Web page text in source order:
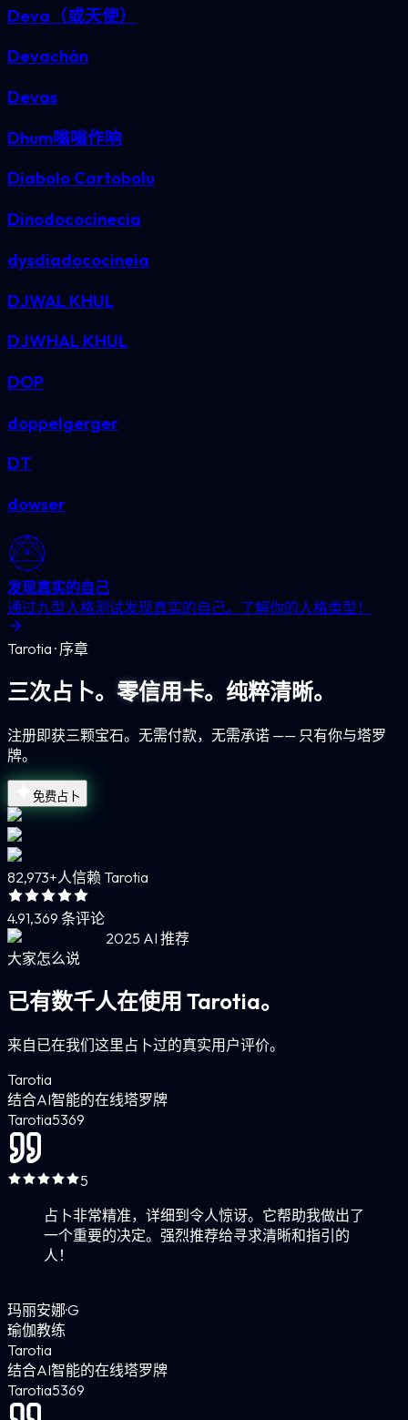
Deva（或天使）
Devachán
Devas
Dhum嗡嗡作响
Diabolo Cartobolu
Dinodococinecia
dysdiadococineia
DJWAL KHUL
DJWHAL KHUL
DOP
doppelgerger
DT
dowser
发现真实的自己
通过九型人格测试发现真实的自己。了解你的人格类型！
Tarotia · 序章
三次占卜。 零信用卡。 纯粹清晰。
注册即获三颗宝石。无需付款，无需承诺 —— 只有你与塔罗
牌。
免费占卜
82,973+人信赖 Tarotia
4.91,369 条评论
2025 AI 推荐
大家怎么说
已有数千人在使用 Tarotia。
来自已在我们这里占卜过的真实用户评价。
Tarotia
结合AI智能的在线塔罗牌
Tarotia5369
5
占卜非常精准，详细到令人惊讶。它帮助我做出了
一个重要的决定。强烈推荐给寻求清晰和指引的
人！
玛丽安娜·G
瑜伽教练
Tarotia
结合AI智能的在线塔罗牌
Tarotia5369